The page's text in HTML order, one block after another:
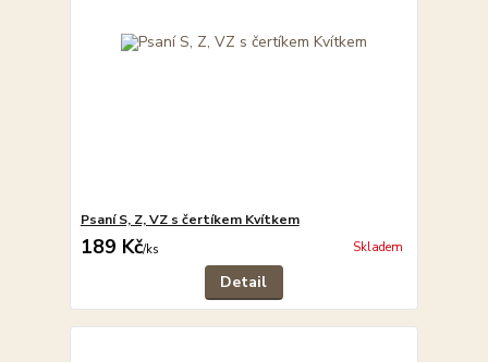
Psaní S, Z, VZ s čertíkem Kvítkem
189 Kč/ks Skladem
Detail